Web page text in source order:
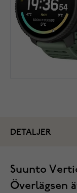
DETALJER
Suunto
Överlägsen